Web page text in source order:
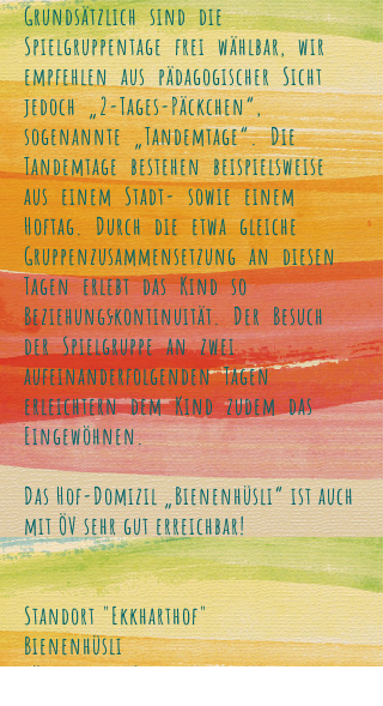
Grundsätzlich sind die
Spielgruppentage frei wählbar, wir
empfehlen aus pädagogischer Sicht
jedoch „2-Tages-Päckchen“,
sogenannte „Tandemtage“. Die
Tandemtage bestehen beispielsweise
aus einem Stadt- sowie einem
Hoftag. Durch die etwa gleiche
Gruppenzusammensetzung an diesen
Tagen erlebt das Kind so
Beziehungskontinuität. Der Besuch
der Spielgruppe an zwei
aufeinanderfolgenden Tagen
erleichtern dem Kind zudem das
Eingewöhnen.
Das Hof-Domizil „Bienenhüsli“ ist auch
mit ÖV sehr gut erreichbar!
Standort "Ekkharthof"
Bienenhüsli
Rütelistrasse 2